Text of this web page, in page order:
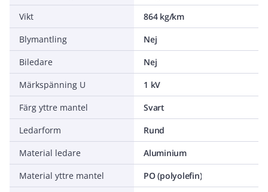
Vikt
864 kg/km
Blymantling
Nej
Biledare
Nej
Märkspänning U
1 kV
Färg yttre mantel
Svart
Ledarform
Rund
Material ledare
Aluminium
Material yttre mantel
PO (polyolefin)